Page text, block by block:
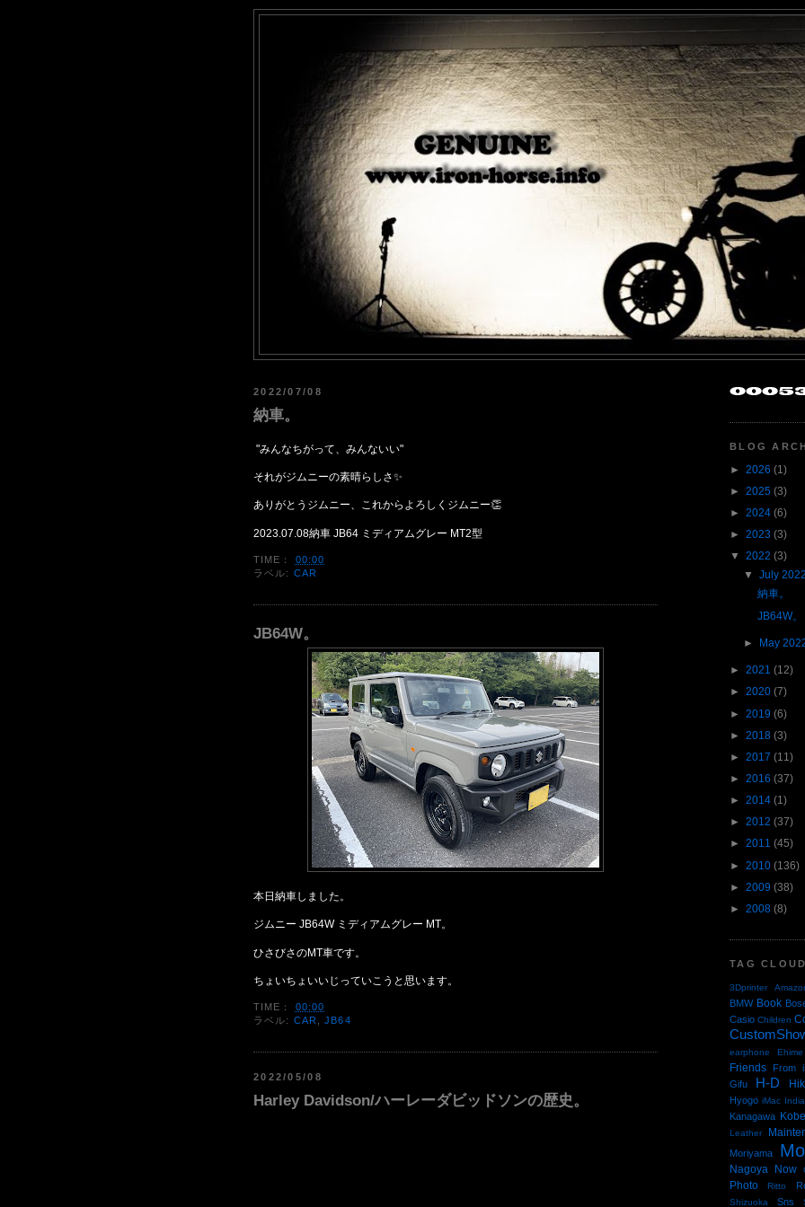
2022/07/08
納車。
"みんなちがって、みんないい"
それがジムニーの素晴らしさ✨
ありがとうジムニー、これからよろしくジムニー👏
2023.07.08納車 JB64 ミディアムグレー MT2型
TIME： 00:00
ラベル: CAR
JB64W。
本日納車しました。
ジムニー JB64W ミディアムグレー MT。
ひさびさのMT車です。
ちょいちょいいじっていこうと思います。
TIME： 00:00
ラベル: CAR ,JB64
2022/05/08
Harley Davidson/ハーレーダビッドソンの歴史。
BLOG
► 2026 (1)
► 2025 (3)
► 2024 (6)
► 2023 (3)
▼ 2022 (3)
▼ July 2022
納車。
JB64W。
► May
► 2021 (12)
► 2020 (7)
► 2019 (6)
► 2018 (3)
► 2017 (11)
► 2016 (37)
► 2014 (1)
► 2012 (37)
► 2011 (45)
► 2010 (136)
► 2009 (38)
► 2008 (8)
TAG CLOUD
3Dprinter
BMW Book
Casio Children
earphone Ehime
Friends From
Gifu H-D
Hyogo iMac
Kanagawa Kobe
Leather
Moriyama
Nagoya Now
Photo Ritto
Shizuoka Sns